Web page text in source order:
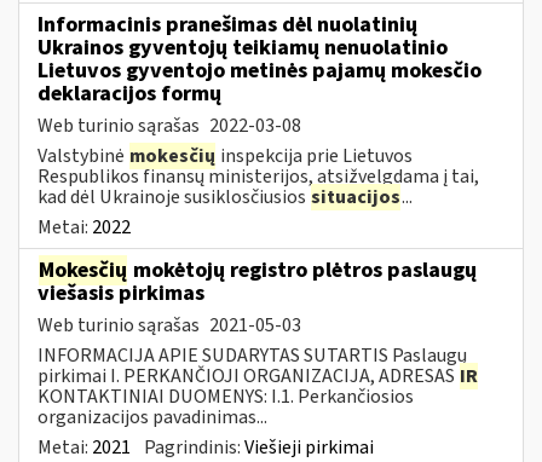
Informacinis pranešimas dėl nuolatinių
Ukrainos gyventojų teikiamų nenuolatinio
Lietuvos gyventojo metinės pajamų mokesčio
deklaracijos formų
Web turinio sąrašas 2022-03-08
Valstybinė mokesčių inspekcija prie Lietuvos
Respublikos finansų ministerijos, atsižvelgdama į tai,
kad dėl Ukrainoje susiklosčiusios situacijos...
Metai: 2022
Mokesčių mokėtojų registro plėtros paslaugų
viešasis pirkimas
Web turinio sąrašas 2021-05-03
INFORMACIJA APIE SUDARYTAS SUTARTIS Paslaugų
pirkimai I. PERKANČIOJI ORGANIZACIJA, ADRESAS IR
KONTAKTINIAI DUOMENYS: I.1. Perkančiosios
organizacijos pavadinimas...
Metai: 2021 Pagrindinis:Viešieji pirkimai